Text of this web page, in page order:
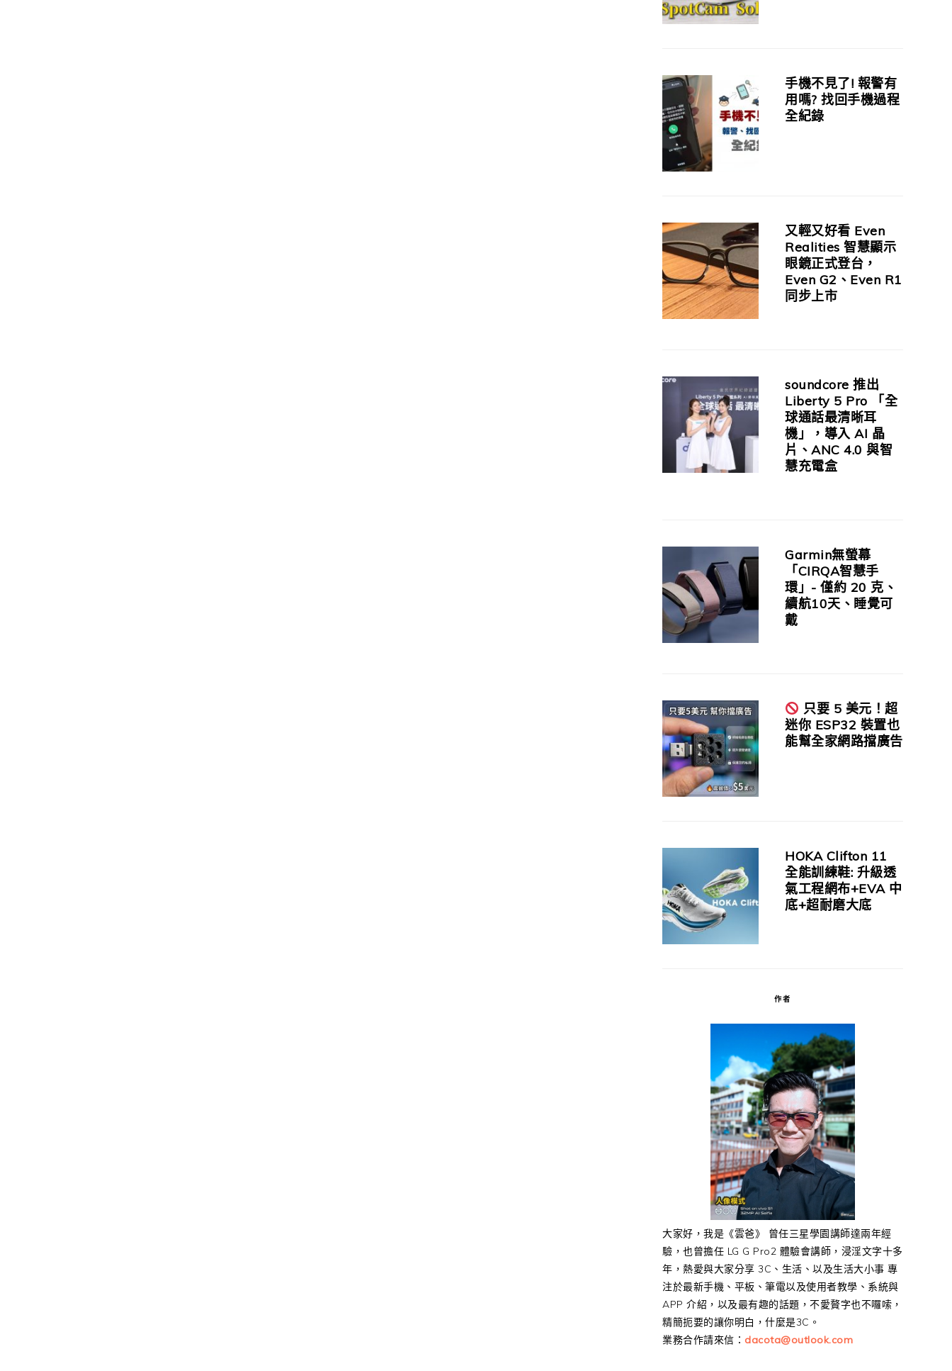
手機不見了! 報警有
用嗎? 找回手機過程
全紀錄
又輕又好看 Even
Realities 智慧顯示
眼鏡正式登台，
Even G2、Even R1
同步上市
soundcore 推出
Liberty 5 Pro 「全
球通話最清晰耳
機」，導入 AI 晶
片、ANC 4.0 與智
慧充電盒
Garmin無螢幕
「CIRQA智慧手
環」- 僅約 20 克、
續航10天、睡覺可
戴
只要 5 美元！超
迷你 ESP32 裝置也
能幫全家網路擋廣告
HOKA Clifton 11
全能訓練鞋: 升級透
氣工程網布+EVA 中
底+超耐磨大底
作者
大家好，我是《雲爸》 曾任三星學園講師達兩年經
驗，也曾擔任 LG G Pro2 體驗會講師，浸淫文字十多
年，熱愛與大家分享 3C、生活、以及生活大小事 專
注於最新手機、平板、筆電以及使用者教學、系統與
APP 介紹，以及最有趣的話題，不愛贅字也不囉嗦，
精簡扼要的讓你明白，什麼是3C。
業務合作請來信： dacota@outlook.com